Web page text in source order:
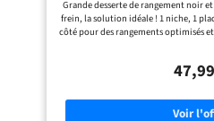
Grande desserte de rangement noir
frein, la solution idéale ! 1 niche, 1
côté pour des rangements optimisés
rangements - Multi-usages :
H. 51